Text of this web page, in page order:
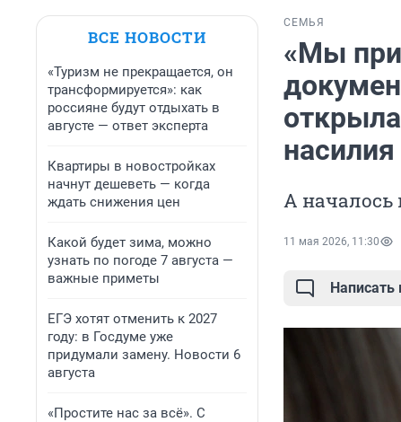
ВСЕ НОВОСТИ
«Туризм не прекращается, он
трансформируется»: как
россияне будут отдыхать в
августе — ответ эксперта
Квартиры в новостройках
начнут дешеветь — когда
ждать снижения цен
Какой будет зима, можно
узнать по погоде 7 августа —
важные приметы
ЕГЭ хотят отменить к 2027
году: в Госдуме уже
придумали замену. Новости 6
августа
«Простите нас за всё». С
СЕМЬЯ
«Мы
насилия
А началось
11 мая 2026, 11:30